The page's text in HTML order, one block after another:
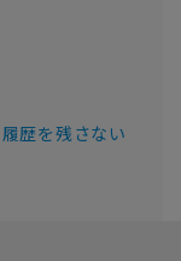
履歴を残さない